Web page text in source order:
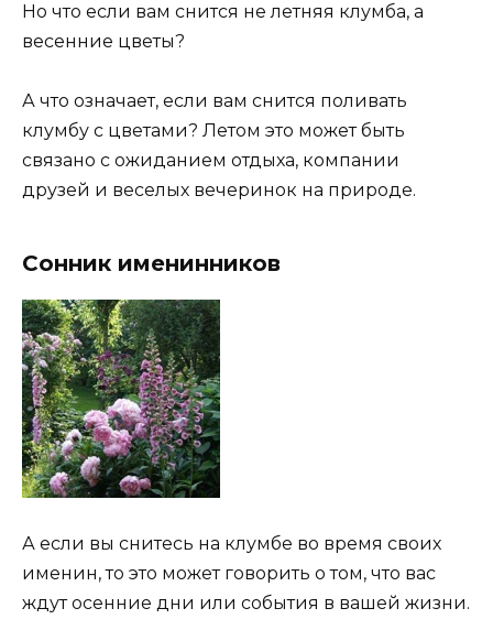
Но что если вам снится не летняя клумба, а
весенние цветы?
А что означает, если вам снится поливать
клумбу с цветами? Летом это может быть
связано с ожиданием отдыха, компании
друзей и веселых вечеринок на природе.
Сонник именинников
А если вы снитесь на клумбе во время своих
именин, то это может говорить о том, что вас
ждут осенние дни или события в вашей жизни.